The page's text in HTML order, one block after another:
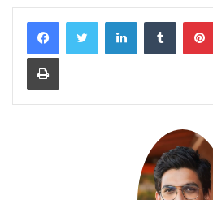
LinkedInTumblr
Print